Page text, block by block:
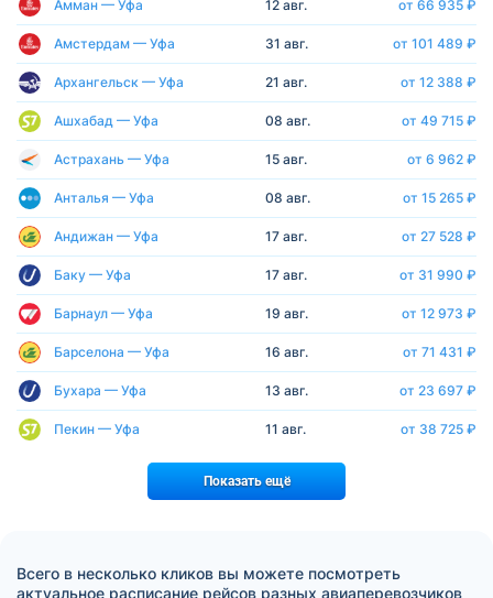
Амман — Уфа 12 авг. от 66 935 ₽
Амстердам — Уфа 31 авг. от 101 489 ₽
Архангельск — Уфа 21 авг. от 12 388 ₽
Ашхабад — Уфа 08 авг. от 49 715 ₽
Астрахань — Уфа 15 авг. от 6 962 ₽
Анталья — Уфа 08 авг. от 15 265 ₽
Андижан — Уфа 17 авг. от 27 528 ₽
Баку — Уфа 17 авг. от 31 990 ₽
Барнаул — Уфа 19 авг. от 12 973 ₽
Барселона — Уфа 16 авг. от 71 431 ₽
Бухара — Уфа 13 авг. от 23 697 ₽
Пекин — Уфа 11 авг. от 38 725 ₽
Показать ещё
Всего в несколько кликов вы можете посмотреть
актуальное расписание рейсов разных авиаперевозчиков